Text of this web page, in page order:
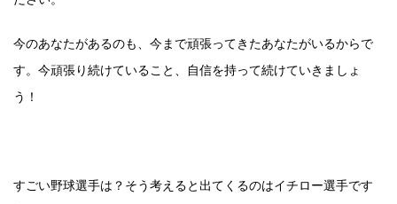
今のあなたがあるのも、今まで頑張ってきたあなたがいるからで
す。今頑張り続けていること、自信を持って続けていきましょ
う！
すごい野球選手は？そう考えると出てくるのはイチロー選手です